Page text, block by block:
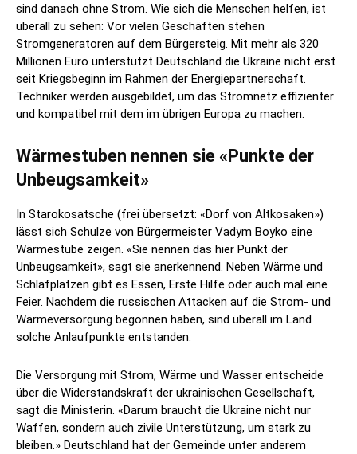
sind danach ohne Strom. Wie sich die Menschen helfen, ist
überall zu sehen: Vor vielen Geschäften stehen
Stromgeneratoren auf dem Bürgersteig. Mit mehr als 320
Millionen Euro unterstützt Deutschland die Ukraine nicht erst
seit Kriegsbeginn im Rahmen der Energiepartnerschaft.
Techniker werden ausgebildet, um das Stromnetz effizienter
und kompatibel mit dem im übrigen Europa zu machen.
Wärmestuben nennen sie «Punkte der
Unbeugsamkeit»
In Starokosatsche (frei übersetzt: «Dorf von Altkosaken»)
lässt sich Schulze von Bürgermeister Vadym Boyko eine
Wärmestube zeigen. «Sie nennen das hier Punkt der
Unbeugsamkeit», sagt sie anerkennend. Neben Wärme und
Schlafplätzen gibt es Essen, Erste Hilfe oder auch mal eine
Feier. Nachdem die russischen Attacken auf die Strom- und
Wärmeversorgung begonnen haben, sind überall im Land
solche Anlaufpunkte entstanden.
Die Versorgung mit Strom, Wärme und Wasser entscheide
über die Widerstandskraft der ukrainischen Gesellschaft,
sagt die Ministerin. «Darum braucht die Ukraine nicht nur
Waffen, sondern auch zivile Unterstützung, um stark zu
bleiben.» Deutschland hat der Gemeinde unter anderem